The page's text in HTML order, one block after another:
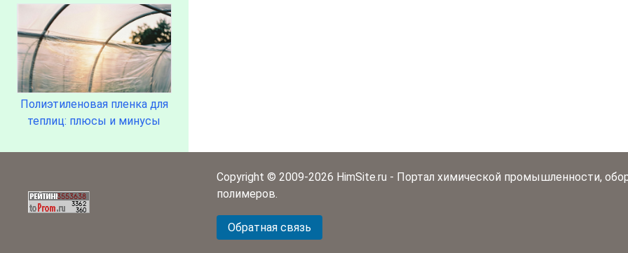
Полиэтиленовая пленка для
теплиц: плюсы и минусы
Copyright © 2009-2026 HimSite.ru - Портал химической промышленности,
полимеров.
Обратная связь